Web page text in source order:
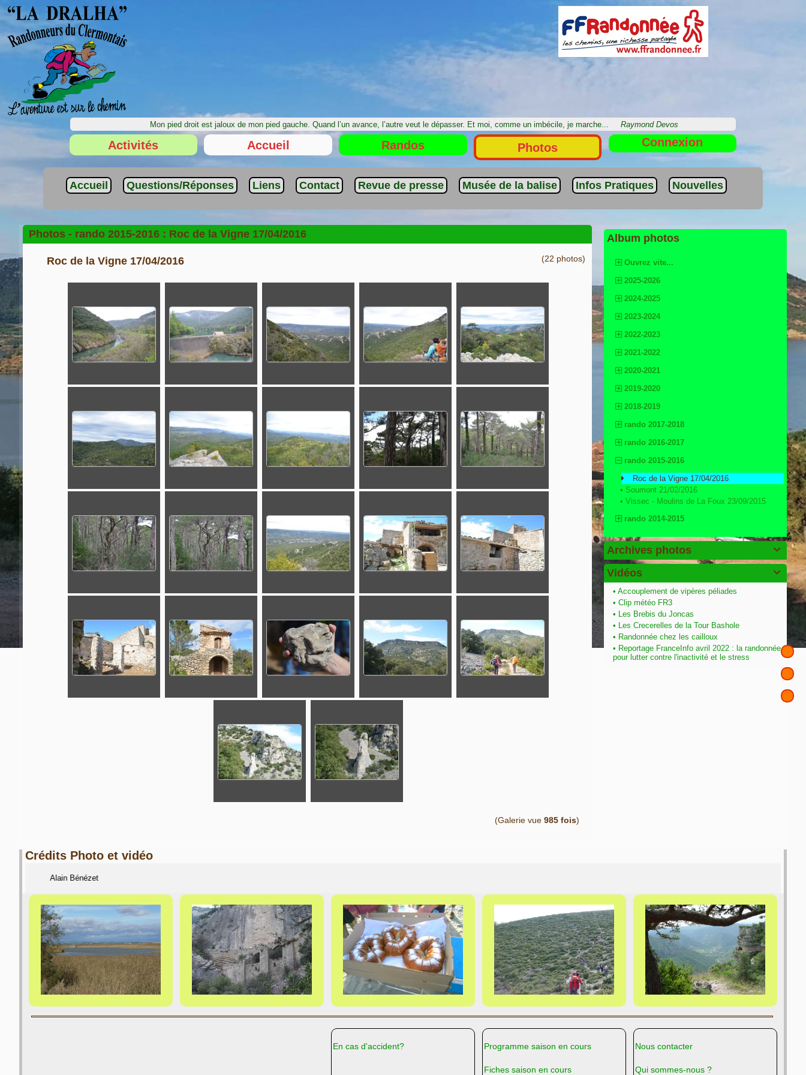
Mon pied droit est jaloux de mon pied gauche. Quand l’un avance, l’autre veut le dépasser. Et moi, comme un imbécile, je marche... Raymond Devos
Activités Accueil Randos Photos Connexion
Accueil Questions/Réponses Liens Contact Revue de presse Musée de la balise Infos Pratiques Nouvelles
Photos - rando 2015-2016 : Roc de la Vigne 17/04/2016
Roc de la Vigne 17/04/2016 (22 photos)
(Galerie vue 985 fois)
Album photos
Ouvrez vite...
2025-2026
2024-2025
2023-2024
2022-2023
2021-2022
2020-2021
2019-2020
2018-2019
rando 2017-2018
rando 2016-2017
rando 2015-2016
Roc de la Vigne 17/04/2016
• Soumont 21/02/2016
• Vissec - Moulins de La Foux 23/09/2015
rando 2014-2015

Archives photos

Vidéos
• Accouplement de vipères péliades
• Clip météo FR3
• Les Brebis du Joncas
• Les Crecerelles de la Tour Bashole
• Randonnée chez les cailloux
• Reportage FranceInfo avril 2022 : la randonnée
pour lutter contre l'inactivité et le stress
Crédits Photo et vidéo
Alain Bénézet
En cas d'accident? Programme saison en cours
Fiches saison en cours
Nous contacter
Qui sommes-nous ?